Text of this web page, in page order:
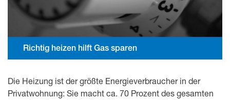
Richtig heizen hilft Gas sparen
Die Heizung ist der größte Energieverbraucher in der
Privatwohnung: Sie macht ca. 70 Prozent des gesamten